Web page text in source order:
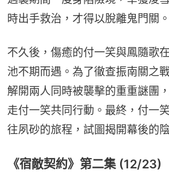
時出手救治，才得以脫離鬼門關。
不久後，傷癒的付一笑與鳳隨歌
池不期而遇。為了徹查振南關之
解開兩人同時被襲擊的重重謎團
走付一笑共同行動。最終，付一
往夙砂的旅程，試圖揭開幕後的
《宿敵契約》第二集 (12/23)